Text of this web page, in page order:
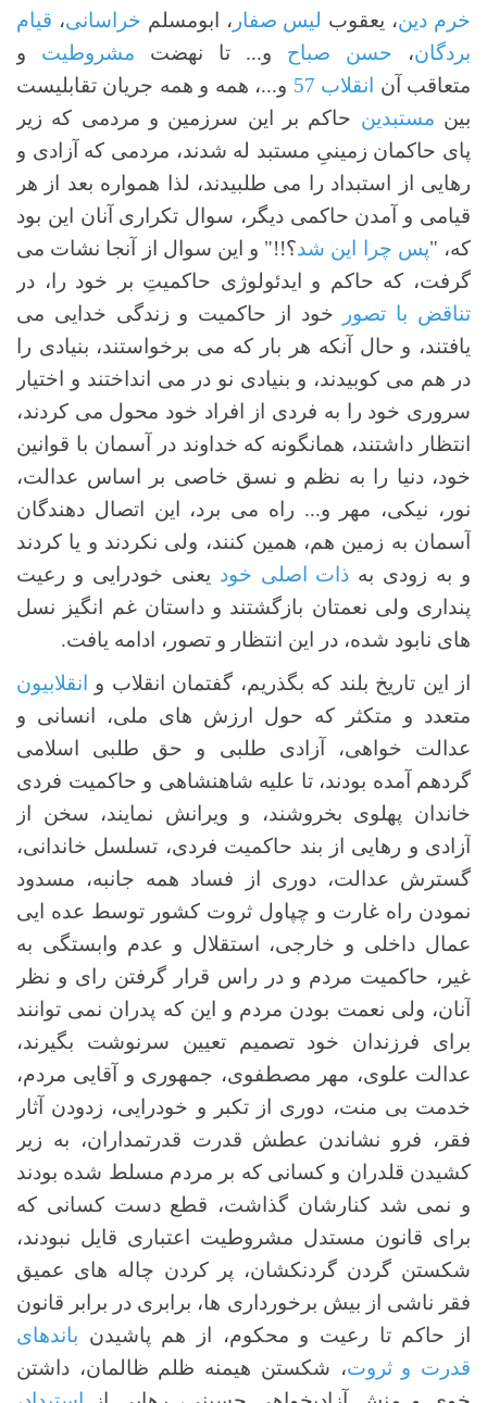
خرم دین، یعقوب لیس صفار ، ابومسلم خراسانی، قیام
بردگان، حسن صباح و... تا نهضت مشروطیت و
متعاقب آن
انقلاب 57
و...، همه و همه جریان تقابلیست
بین مستبدین حاکم بر این سرزمین و مردمی که زیر
پای حاکمان زمینیِ مستبد له شدند، مردمی که آزادی و
رهایی از استبداد را می طلبیدند، لذا همواره بعد از هر
قیامی و آمدن حاکمی دیگر، سوال تکراری آنان این بود
که، "پس چرا این شد؟!!" و این سوال از آنجا نشات می
گرفت، که حاکم و ایدئولوژی حاکمیتِ بر خود را، در
تناقض با تصور
خود از حاکمیت و زندگی خدایی می
یافتند، و حال آنکه هر بار که می برخواستند، بنیادی را
در هم می کوبیدند، و بنیادی نو در می انداختند و اختیار
سروری خود را به فردی از افراد خود محول می کردند،
انتظار داشتند، همانگونه که خداوند در آسمان با قوانین
خود، دنیا را به نظم و نسق خاصی بر اساس عدالت،
نور، نیکی، مهر و... راه می برد، این اتصال دهندگان
آسمان به زمین هم، همین کنند، ولی نکردند و یا کردند
و به زودی به ذات اصلی خود یعنی خودرایی و رعیت
پنداری ولی نعمتان بازگشتند و داستان غم انگیز نسل
های نابود شده، در این انتظار و تصور، ادامه یافت.
از این تاریخ بلند که بگذریم، گفتمان انقلاب و
انقلابیون
متعدد و متکثر که حول ارزش های ملی، انسانی و
عدالت خواهی، آزادی طلبی و حق طلبی اسلامی
گردهم آمده بودند، تا علیه شاهنشاهی و حاکمیت فردی
خاندان پهلوی بخروشند، و ویرانش نمایند، سخن از
آزادی و رهایی از بند حاکمیت فردی، تسلسل خاندانی،
گسترش عدالت، دوری از فساد همه جانبه، مسدود
نمودن راه غارت و چپاول ثروت کشور توسط عده ایی
عمال داخلی و خارجی، استقلال و عدم وابستگی به
غیر، حاکمیت مردم و در راس قرار گرفتن رای و نظر
آنان، ولی نعمت بودن مردم و این که پدران نمی توانند
برای فرزندان خود تصمیم تعیین سرنوشت بگیرند،
عدالت علوی، مهر مصطفوی، جمهوری و آقایی مردم،
خدمت بی منت، دوری از تکبر و خودرایی، زدودن آثار
فقر، فرو نشاندن عطش قدرت قدرتمداران، به زیر
کشیدن قلدران و کسانی که بر مردم مسلط شده بودند
و نمی شد کنارشان گذاشت، قطع دست کسانی که
برای قانون مستدل مشروطیت اعتباری قایل نبودند،
شکستن گردن گردنکشان، پر کردن چاله های عمیق
فقر ناشی از بیش برخورداری ها، برابری در برابر قانون
از حاکم تا رعیت و محکوم، از هم پاشیدن باندهای
قدرت و ثروت، شکستن هیمنه ظلم ظالمان، داشتن